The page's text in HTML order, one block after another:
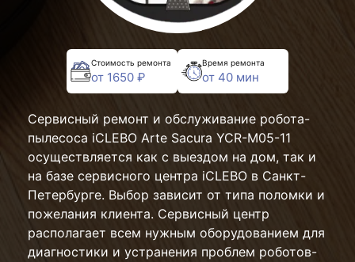
Стоимость ремонта
от 1650 ₽
Время ремонта
от 40 мин
Сервисный ремонт и обслуживание робота-
пылесоса iCLEBO Arte Sacura YCR-M05-11
осуществляется как с выездом на дом, так и
на базе сервисного центра iCLEBO в Санкт-
Петербурге. Выбор зависит от типа поломки и
пожелания клиента. Сервисный центр
располагает всем нужным оборудованием для
диагностики и устранения проблем роботов-